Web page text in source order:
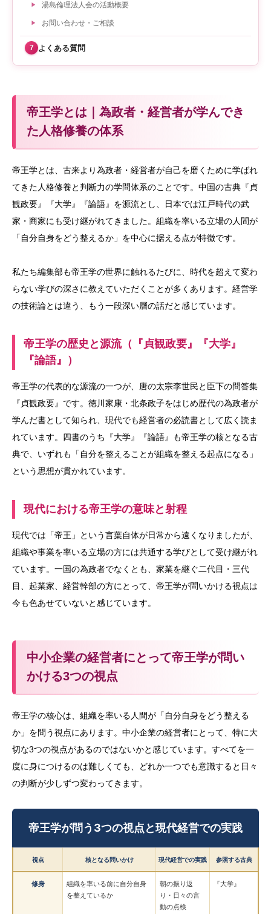
湯島倫理法人会の活動概要
お問い合わせ・ご相談
7 よくある質問
帝王学とは｜為政者・経営者が学んでき
た人格修養の体系
帝王学とは、古来より為政者・経営者が自己を磨くために学ばれ
てきた人格修養と判断力の学問体系のことです。中国の古典『貞
観政要』『大学』『論語』を源流とし、日本では江戸時代の武
家・商家にも受け継がれてきました。組織を率いる立場の人間が
「自分自身をどう整えるか」を中心に据える点が特徴です。
私たち編集部も帝王学の世界に触れるたびに、時代を超えて変わ
らない学びの深さに教えていただくことが多くあります。経営学
の技術論とは違う、もう一段深い層の話だと感じています。
帝王学の歴史と源流（『貞観政要』『大学』
『論語』）
帝王学の代表的な源流の一つが、唐の太宗李世民と臣下の問答集
『貞観政要』です。徳川家康・北条政子をはじめ歴代の為政者が
学んだ書として知られ、現代でも経営者の必読書として広く読ま
れています。四書のうち『大学』『論語』も帝王学の核となる古
典で、いずれも「自分を整えることが組織を整える起点になる」
という思想が貫かれています。
現代における帝王学の意味と射程
現代では「帝王」という言葉自体が日常から遠くなりましたが、
組織や事業を率いる立場の方には共通する学びとして受け継がれ
ています。一国の為政者でなくとも、家業を継ぐ二代目・三代
目、起業家、経営幹部の方にとって、帝王学が問いかける視点は
今も色あせていないと感じています。
中小企業の経営者にとって帝王学が問い
かける3つの視点
帝王学の核心は、組織を率いる人間が「自分自身をどう整える
か」を問う視点にあります。中小企業の経営者にとって、特に大
切な3つの視点があるのではないかと感じています。すべてを一
度に身につけるのは難しくても、どれか一つでも意識すると日々
の判断が少しずつ変わってきます。
帝王学が問う3つの視点と現代経営での実践
視点 核となる問いかけ 現代経営での実践 参照する古典
修身
組織を率いる前に自分自身
を整えているか
朝の振り返
り・日々の言
動の点検
『大学』